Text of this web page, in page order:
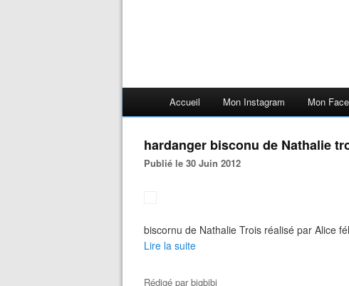
Accueil Mon Instagram Mon
hardanger bisconu de Nathalie
Publié le 30 Juin 2012
biscornu de Nathalie Trois réalisé par Alice
Lire la suite
Rédigé parbigbibi